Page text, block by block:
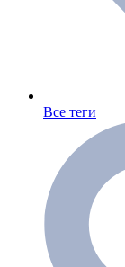
Все теги